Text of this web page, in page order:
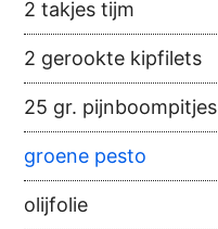
2 takjes tijm
2 gerookte kipfilets
25 gr. pijnboompitjes
groene pesto
olijfolie